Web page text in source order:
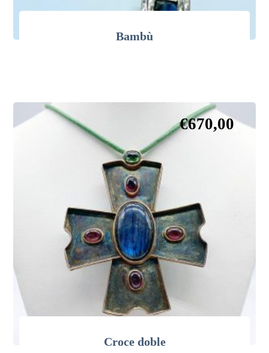
Bambù
Croce doble
€670,00